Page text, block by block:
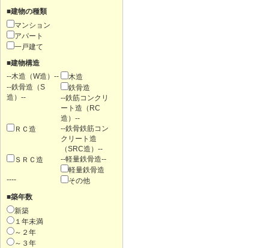
■建物の種類
マンション
アパート
一戸建て
■建物構造
--木造（W造）--
木造
--鉄骨造（S
造）--
鉄骨造
--鉄筋コンクリ
ート造（RC
造）--
ＲＣ造
--鉄骨鉄筋コン
クリート造
（SRC造）--
ＳＲＣ造
--軽量鉄骨造--
軽量鉄骨造
----
その他
■築年数
新築
１年未満
～２年
～３年